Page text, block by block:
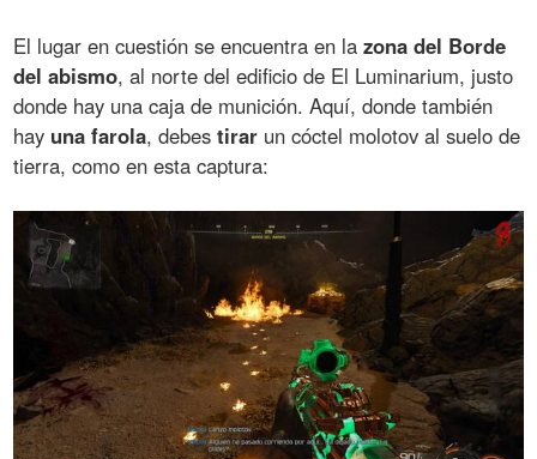
El lugar en cuestión se encuentra en lazona del Borde
del abismo, al norte del edificio de El Luminarium, justo
donde hay una caja de munición. Aquí, donde también
hay una farola, debestirar un cóctel molotov al suelo de
tierra, como en esta captura: